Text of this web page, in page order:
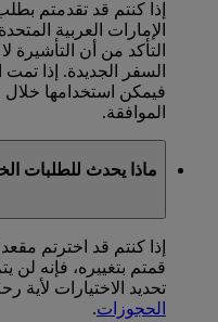
إذا كنتم قد تقدمتم
التأكد من أن التأشيرة
السفر الجديدة. إذا تمت
الموافقة.
ماذا يحدث للطلبات
إذا كنتم قد اخترتم
قمتم بتغييره، فإنه لن
تحديد الاختيارات لأية
الحجوزات.